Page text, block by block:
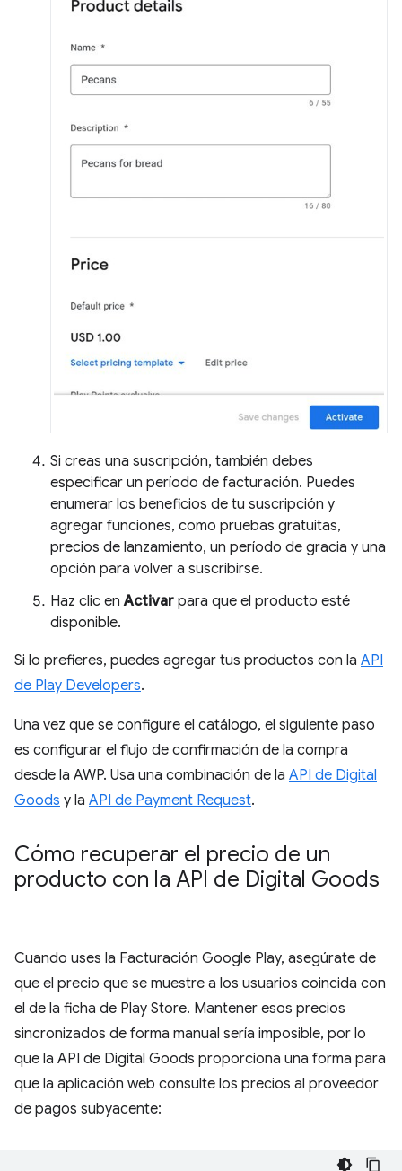
Si creas una suscripción, también debes
especificar un período de facturación. Puedes
enumerar los beneficios de tu suscripción y
agregar funciones, como pruebas gratuitas,
precios de lanzamiento, un período de gracia y una
opción para volver a suscribirse.
Haz clic enActivar para que el producto esté
disponible.
Si lo prefieres, puedes agregar tus productos con la API
de Play Developers.
Una vez que se configure el catálogo, el siguiente paso
es configurar el flujo de confirmación de la compra
desde la AWP. Usa una combinación de la API de Digital
Goods y la API de Payment Request.
Cómo recuperar el precio de un
producto con la API de Digital Goods
Cuando uses la Facturación Google Play, asegúrate de
que el precio que se muestre a los usuarios coincida con
el de la ficha de Play Store. Mantener esos precios
sincronizados de forma manual sería imposible, por lo
que la API de Digital Goods proporciona una forma para
que la aplicación web consulte los precios al proveedor
de pagos subyacente: